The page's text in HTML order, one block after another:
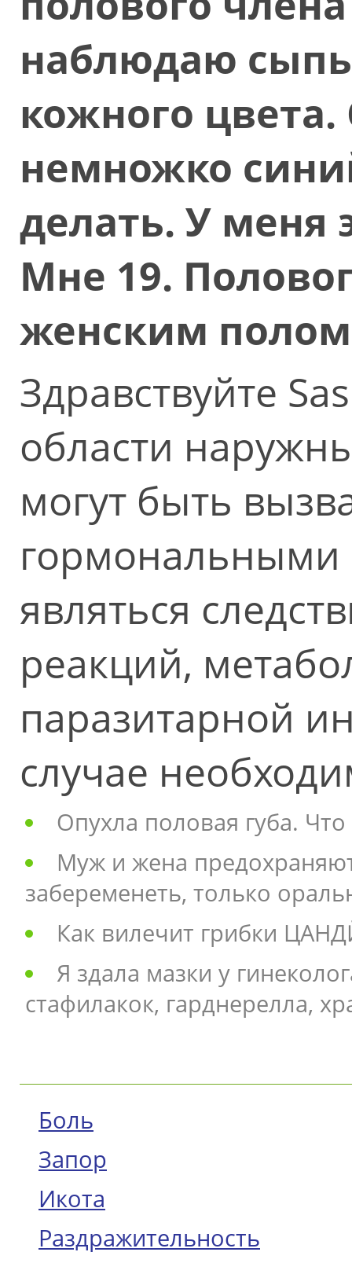
наблюдаю
кожного
немножко
делать. У меня
Мне 19.
женским
Здравствуйте
области
могут быть
являться
реакций,
паразитарной
случае
Опухла половая губа.
Муж и жена
забеременеть, только
Как вилечит гpибки
Я здала мазки у
стафилакок, гарднерелла,
Боль
Запор
Икота
Раздражительность